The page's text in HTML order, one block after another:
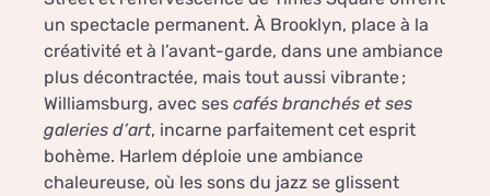
un spectacle permanent. À Brooklyn, place à la
créativité et à l’avant-garde, dans une ambiance
plus décontractée, mais tout aussi vibrante ;
Williamsburg, avec ses cafés branchés et ses
galeries d’art, incarne parfaitement cet esprit
bohème. Harlem déploie une ambiance
chaleureuse, où les sons du jazz se glissent